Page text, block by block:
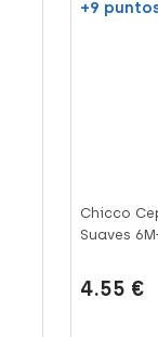
+9
Chicco
Suaves
4.55 €